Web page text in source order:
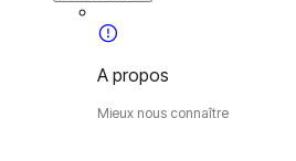
A propos
Mieux nous connaître